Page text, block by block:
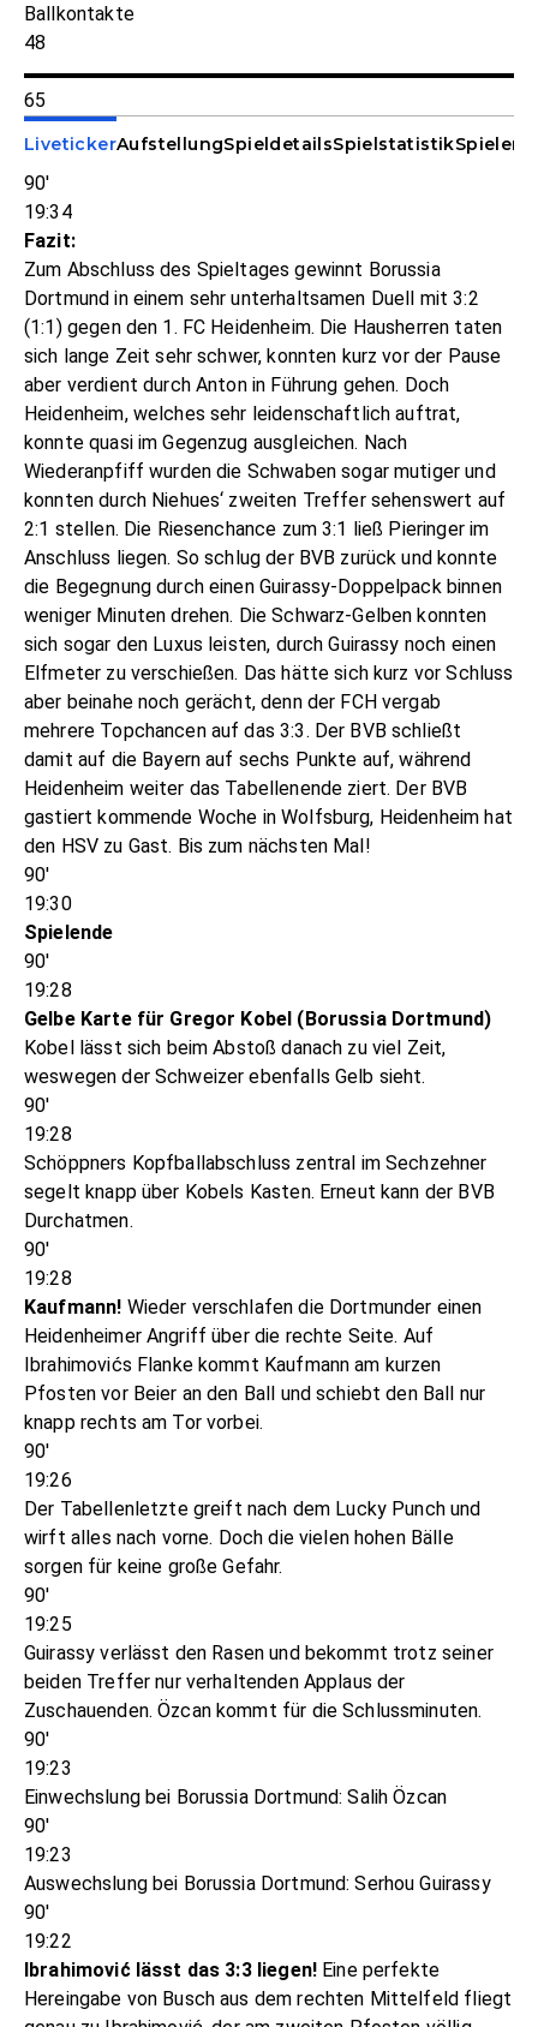
Ballkontakte
48
65
LivetickerAufstellungSpieldetailsSpielstatistikSpieler-
90'
19:34
Fazit:
Zum Abschluss des Spieltages gewinnt Borussia
Dortmund in einem sehr unterhaltsamen Duell mit 3:2
(1:1) gegen den 1. FC Heidenheim. Die Hausherren taten
sich lange Zeit sehr schwer, konnten kurz vor der Pause
aber verdient durch Anton in Führung gehen. Doch
Heidenheim, welches sehr leidenschaftlich auftrat,
konnte quasi im Gegenzug ausgleichen. Nach
Wiederanpfiff wurden die Schwaben sogar mutiger und
konnten durch Niehues‘ zweiten Treffer sehenswert auf
2:1 stellen. Die Riesenchance zum 3:1 ließ Pieringer im
Anschluss liegen. So schlug der BVB zurück und konnte
die Begegnung durch einen Guirassy-Doppelpack binnen
weniger Minuten drehen. Die Schwarz-Gelben konnten
sich sogar den Luxus leisten, durch Guirassy noch einen
Elfmeter zu verschießen. Das hätte sich kurz vor Schluss
aber beinahe noch gerächt, denn der FCH vergab
mehrere Topchancen auf das 3:3. Der BVB schließt
damit auf die Bayern auf sechs Punkte auf, während
Heidenheim weiter das Tabellenende ziert. Der BVB
gastiert kommende Woche in Wolfsburg, Heidenheim hat
den HSV zu Gast. Bis zum nächsten Mal!
90'
19:30
Spielende
90'
19:28
Gelbe Karte für Gregor Kobel (Borussia Dortmund)
Kobel lässt sich beim Abstoß danach zu viel Zeit,
weswegen der Schweizer ebenfalls Gelb sieht.
90'
19:28
Schöppners Kopfballabschluss zentral im Sechzehner
segelt knapp über Kobels Kasten. Erneut kann der BVB
Durchatmen.
90'
19:28
Kaufmann! Wieder verschlafen die Dortmunder einen
Heidenheimer Angriff über die rechte Seite. Auf
Ibrahimovićs Flanke kommt Kaufmann am kurzen
Pfosten vor Beier an den Ball und schiebt den Ball nur
knapp rechts am Tor vorbei.
90'
19:26
Der Tabellenletzte greift nach dem Lucky Punch und
wirft alles nach vorne. Doch die vielen hohen Bälle
sorgen für keine große Gefahr.
90'
19:25
Guirassy verlässt den Rasen und bekommt trotz seiner
beiden Treffer nur verhaltenden Applaus der
Zuschauenden. Özcan kommt für die Schlussminuten.
90'
19:23
Einwechslung bei Borussia Dortmund: Salih Özcan
90'
19:23
Auswechslung bei Borussia Dortmund: Serhou Guirassy
90'
19:22
Ibrahimović lässt das 3:3 liegen!Eine perfekte
Hereingabe von Busch aus dem rechten Mittelfeld fliegt